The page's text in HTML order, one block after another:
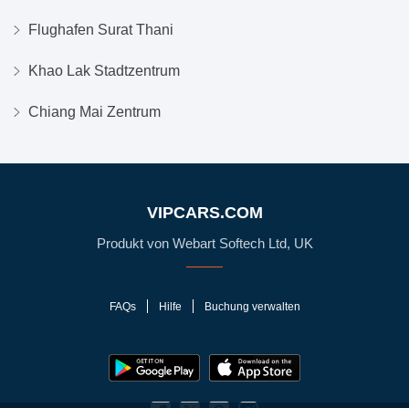
Flughafen Surat Thani
Khao Lak Stadtzentrum
Chiang Mai Zentrum
VIPCARS.COM
Produkt von Webart Softech Ltd, UK
FAQs Hilfe Buchung verwalten